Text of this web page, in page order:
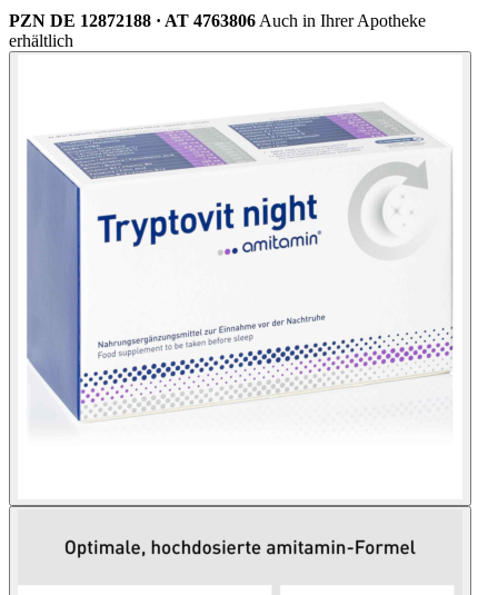
PZN DE 12872188 · AT 4763806Auch in Ihrer Apotheke
erhältlich